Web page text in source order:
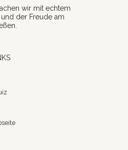
wir mit echtem
der Freude am